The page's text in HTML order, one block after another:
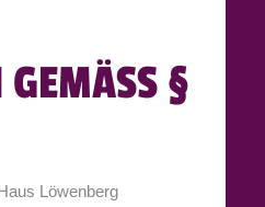
§ 5
Löwenberg